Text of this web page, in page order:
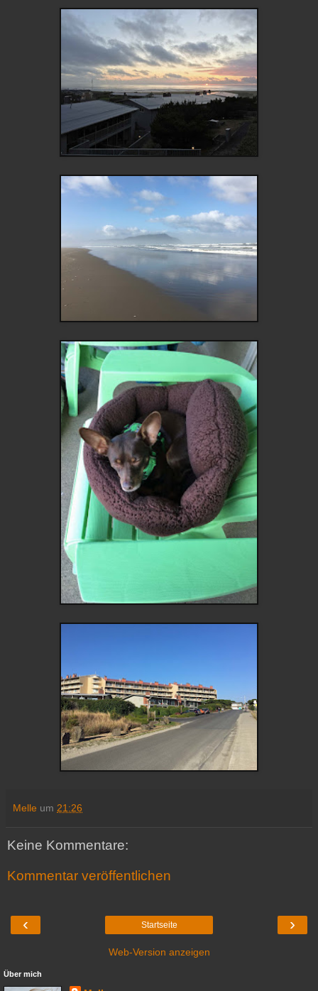
Melle um 21:26
Keine Kommentare:
Kommentar veröffentlichen
‹ ›
Startseite
Web-Version anzeigen
Über mich